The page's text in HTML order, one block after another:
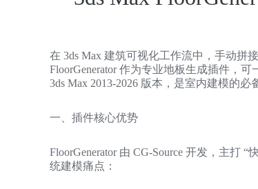
在 3ds Max 建筑可视化工作流中，手动拼
FloorGenerator 作为专业地板生成插件，
3ds Max 2013-2026 版本，是室内建模的必
一、插件核心优势
FloorGenerator 由 CG-Source 开发，主打
统建模痛点：